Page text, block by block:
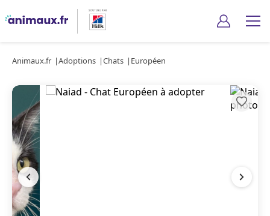
Animaux.fr Adoptions Chats Européen